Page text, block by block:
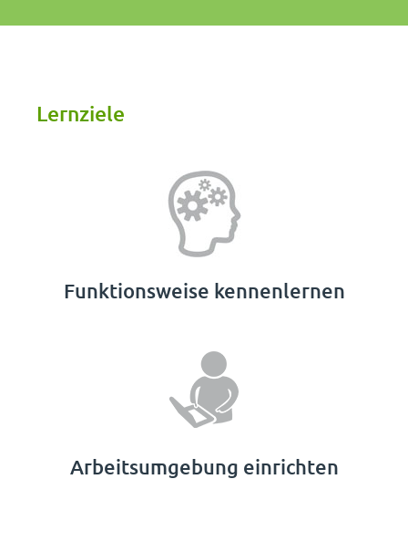
Lernziele
Funktionsweise kennenlernen
Arbeitsumgebung einrichten